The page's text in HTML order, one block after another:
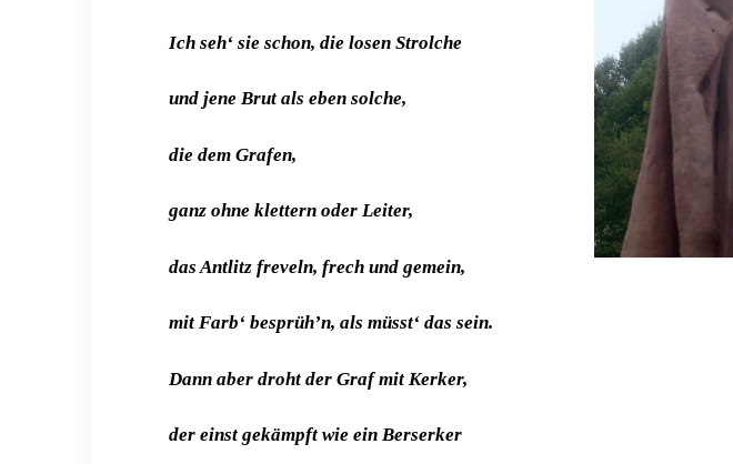
Ich seh‘ sie schon, die losen Strolche
und jene Brut als eben solche,
die dem Grafen,
ganz ohne klettern oder Leiter,
das Antlitz freveln, frech und gemein,
mit Farb‘ besprüh’n, als müsst‘ das sein.
Dann aber droht der Graf mit Kerker,
der einst gekämpft wie ein Berserker